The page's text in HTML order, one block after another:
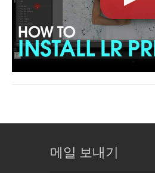
메일 보내기